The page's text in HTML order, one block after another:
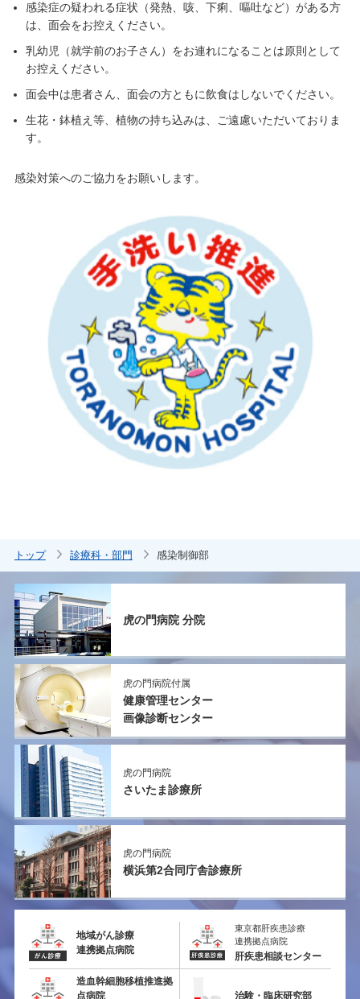
感染症の疑われる症状（発熱、咳、下痢、嘔吐など）がある方
は、面会をお控えください。
乳幼児（就学前のお子さん）をお連れになることは原則として
お控えください。
面会中は患者さん、面会の方ともに飲食はしないでください。
生花・鉢植え等、植物の持ち込みは、ご遠慮いただいておりま
す。
感染対策へのご協力をお願いします。
トップ 診療科・部門 感染制御部
虎の門病院 分院
虎の門病院付属
健康管理センター
画像診断センター
虎の門病院
さいたま診療所
虎の門病院
横浜第2合同庁舎診療所
地域がん診療
連携拠点病院
東京都肝疾患診療
連携拠点病院
肝疾患相談センター
造血幹細胞移植推進拠
点病院
治験・臨床研究部